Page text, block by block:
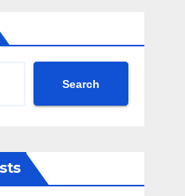
Search